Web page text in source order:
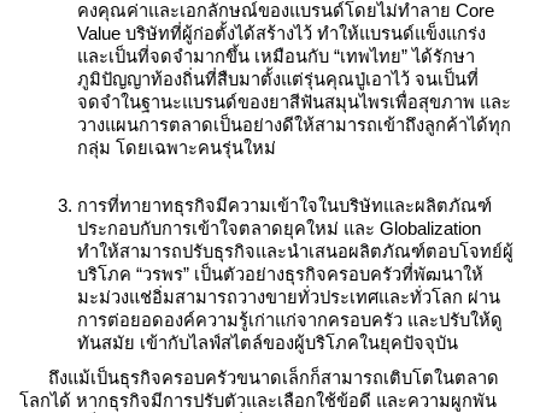
คงคุณค่าและเอกลักษณ์ของแบรนด์โดยไม่ทำลาย Core
Value บริษัทที่ผู้ก่อตั้งได้สร้างไว้ ทำให้แบรนด์แข็งแกร่ง
และเป็นที่จดจำมากขึ้น เหมือนกับ “เทพไทย” ได้รักษา
ภูมิปัญญาท้องถิ่นที่สืบมาตั้งแต่รุ่นคุณปู่เอาไว้ จนเป็นที่
จดจำในฐานะแบรนด์ของยาสีฟันสมุนไพรเพื่อสุขภาพ และ
วางแผนการตลาดเป็นอย่างดีให้สามารถเข้าถึงลูกค้าได้ทุก
กลุ่ม โดยเฉพาะคนรุ่นใหม่
การที่ทายาทธุรกิจมีความเข้าใจในบริษัทและผลิตภัณฑ์
ประกอบกับการเข้าใจตลาดยุคใหม่ และ Globalization
ทำให้สามารถปรับธุรกิจและนำเสนอผลิตภัณฑ์ตอบโจทย์ผู้
บริโภค “วรพร” เป็นตัวอย่างธุรกิจครอบครัวที่พัฒนาให้
มะม่วงแช่อิ่มสามารถวางขายทั่วประเทศและทั่วโลก ผ่าน
การต่อยอดองค์ความรู้เก่าแก่จากครอบครัว และปรับให้ดู
ทันสมัย เข้ากับไลฟ์สไตล์ของผู้บริโภคในยุคปัจจุบัน
ถึงแม้เป็นธุรกิจครอบครัวขนาดเล็กก็สามารถเติบโตในตลาด
โลกได้ หากธุรกิจมีการปรับตัวและเลือกใช้ข้อดี และความผูกพัน